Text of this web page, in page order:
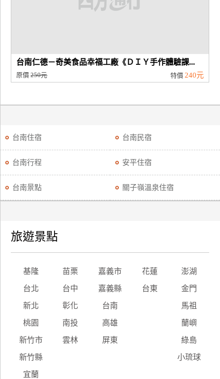
台南仁德－奇美食品幸福工廠《ＤＩＹ手作體驗課...
原價250元 特價 240元
台南住宿 台南民宿
台南行程 安平住宿
台南景點 關子嶺溫泉住宿
旅遊景點
基隆 苗栗 嘉義市 花蓮 澎湖
台北 台中 嘉義縣 台東 金門
新北 彰化 台南 馬祖
桃園 南投 高雄 蘭嶼
新竹市 雲林 屏東 綠島
新竹縣 小琉球
宜蘭